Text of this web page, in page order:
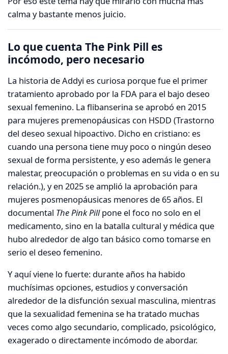
calma y bastante menos juicio.
Lo que cuenta The Pink Pill es
incómodo, pero necesario
La historia de Addyi es curiosa porque fue el primer
tratamiento aprobado por la FDA para el bajo deseo
sexual femenino. La flibanserina se aprobó en 2015
para mujeres premenopáusicas con HSDD (Trastorno
del deseo sexual hipoactivo. Dicho en cristiano: es
cuando una persona tiene muy poco o ningún deseo
sexual de forma persistente, y eso además le genera
malestar, preocupación o problemas en su vida o en su
relación.), y en 2025 se amplió la aprobación para
mujeres posmenopáusicas menores de 65 años. El
documental The Pink Pillpone el foco no solo en el
medicamento, sino en la batalla cultural y médica que
hubo alrededor de algo tan básico como tomarse en
serio el deseo femenino.
Y aquí viene lo fuerte: durante años ha habido
muchísimas opciones, estudios y conversación
alrededor de la disfunción sexual masculina, mientras
que la sexualidad femenina se ha tratado muchas
veces como algo secundario, complicado, psicológico,
exagerado o directamente incómodo de abordar.